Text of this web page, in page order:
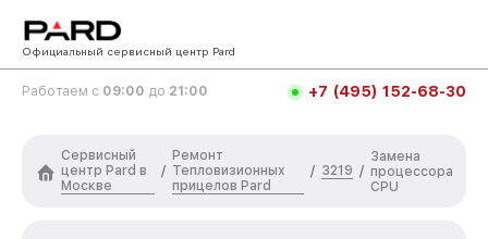
Официальный сервисный центр Pard
Работаем с 09:00 до 21:00 +7 (495) 152-68-30
Сервисный
центр Pard в
Москве
/
Ремонт
Тепловизионных
прицелов Pard
/ 3219 /
Замена
процессора
CPU